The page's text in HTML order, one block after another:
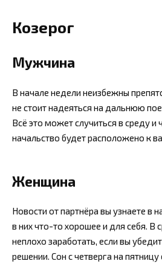
Козерог
Мужчина
В начале недели неизбежны
не стоит надеяться на дальнюю
Всё это может случиться в среду и
начальство будет расположено к
Женщина
Новости от партнёра вы узнаете в
в них что-то хорошее и для себя. В
неплохо заработать, если вы
решении. Сон с четверга на пятницу